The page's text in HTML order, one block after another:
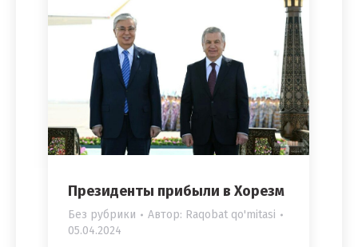
Президенты прибыли в Хорезм
Без рубрики Автор: Raqobat qo'mitasi
05.04.2024